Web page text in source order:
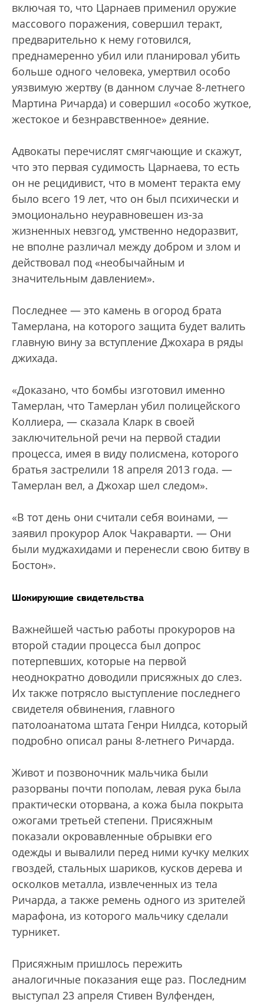
включая то, что Царнаев применил оружие
массового поражения, совершил теракт,
предварительно к нему готовился,
преднамеренно убил или планировал убить
больше одного человека, умертвил особо
уязвимую жертву (в данном случае 8-летнего
Мартина Ричарда) и совершил «особо жуткое,
жестокое и безнравственное» деяние.
Адвокаты перечислят смягчающие и скажут,
что это первая судимость Царнаева, то есть
он не рецидивист, что в момент теракта ему
было всего 19 лет, что он был психически и
эмоционально неуравновешен из-за
жизненных невзгод, умственно недоразвит,
не вполне различал между добром и злом и
действовал под «необычайным и
значительным давлением».
Последнее — это камень в огород брата
Тамерлана, на которого защита будет валить
главную вину за вступление Джохара в ряды
джихада.
«Доказано, что бомбы изготовил именно
Тамерлан, что Тамерлан убил полицейского
Коллиера, — сказала Кларк в своей
заключительной речи на первой стадии
процесса, имея в виду полисмена, которого
братья застрелили 18 апреля 2013 года. —
Тамерлан вел, а Джохар шел следом».
«В тот день они считали себя воинами, —
заявил прокурор Алок Чакраварти. — Они
были муджахидами и перенесли свою битву в
Бостон».
Шокирующие свидетельства
Важнейшей частью работы прокуроров на
второй стадии процесса был допрос
потерпевших, которые на первой
неоднократно доводили присяжных до слез.
Их также потрясло выступление последнего
свидетеля обвинения, главного
патолоанатома штата Генри Нилдса, который
подробно описал раны 8-летнего Ричарда.
Живот и позвоночник мальчика были
разорваны почти пополам, левая рука была
практически оторвана, а кожа была покрыта
ожогами третьей степени. Присяжным
показали окровавленные обрывки его
одежды и вывалили перед ними кучку мелких
гвоздей, стальных шариков, кусков дерева и
осколков металла, извлеченных из тела
Ричарда, а также ремень одного из зрителей
марафона, из которого мальчику сделали
турникет.
Присяжным пришлось пережить
аналогичные показания еще раз. Последним
выступал 23 апреля Стивен Вулфенден,